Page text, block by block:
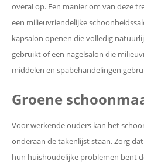
overal op. Een manier om van deze
een milieuvriendelijke
kapsalon openen die volledig
gebruikt of een nagelsalon die
middelen en spabehandelingen
Groene
Voor werkende ouders kan het
onderaan de takenlijst staan. Zorg
hun huishoudelijke problemen bent